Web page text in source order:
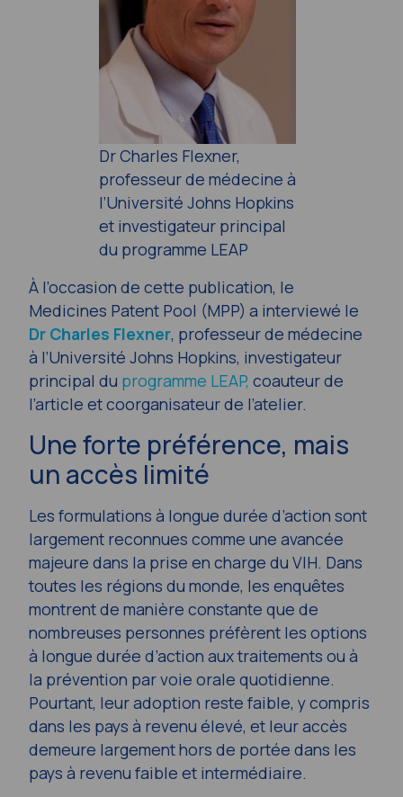
Dr Charles Flexner,
professeur de médecine à
l’Université Johns Hopkins
et investigateur principal
du programme LEAP
À l’occasion de cette publication, le
Medicines Patent Pool (MPP) a interviewé le
Dr Charles Flexner, professeur de médecine
à l’Université Johns Hopkins, investigateur
principal du programme LEAP, coauteur de
l’article et coorganisateur de l’atelier.
Une forte préférence, mais
un accès limité
Les formulations à longue durée d’action sont
largement reconnues comme une avancée
majeure dans la prise en charge du VIH. Dans
toutes les régions du monde, les enquêtes
montrent de manière constante que de
nombreuses personnes préfèrent les options
à longue durée d’action aux traitements ou à
la prévention par voie orale quotidienne.
Pourtant, leur adoption reste faible, y compris
dans les pays à revenu élevé, et leur accès
demeure largement hors de portée dans les
pays à revenu faible et intermédiaire.